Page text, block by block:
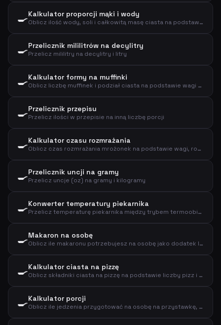
🍳Kalkulator proporcji mąki i wody
Oblicz ilość wody, soli i całkowitą masę ciasta na podstawie mąki i hydratacji
🍳Przelicznik mililitrów na decylitry
Przelicz mililitry na decylitry i litry
🍳Kalkulator formy na muffinki
Oblicz liczbę muffinek i podział ciasta na podstawie wagi ciasta i rozmiaru
🍳Przelicznik przepisu
Przelicz ilości w przepisie na inną liczbę porcji
🍳Kalkulator czasu rozmrażania
Oblicz czas rozmrażania mrożonek na podstawie wagi, rodzaju i metody
🍳Przelicznik uncji na gramy
Przelicz uncje (oz) na gramy i kilogramy
🍳Konwerter temperatury piekarnika
Przelicz temperaturę piekarnika między trybem termoobiegu a tradycyjnym, plus stopień gazu
🍳Makaron na osobę
Oblicz ile makaronu potrzebujesz na osobę jako dodatek lub danie główne
🍳Kalkulator ciasta na pizzę
Oblicz składniki ciasta na pizzę na podstawie liczby pizz i rozmiaru
🍳Kalkulator porcji
Oblicz ile jedzenia przygotować na osobę na przystawkę, danie główne lub deser